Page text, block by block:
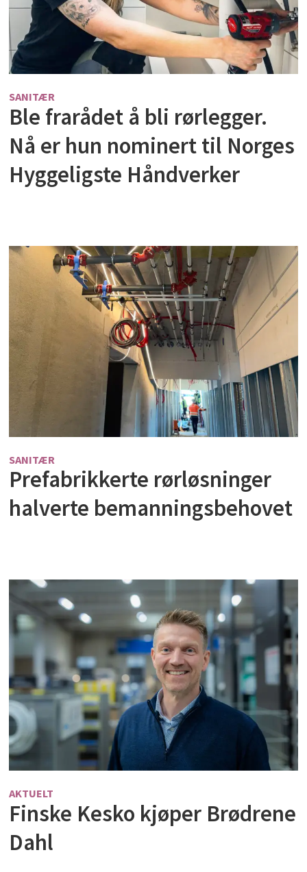
SANITÆR
Ble frarådet å bli rørlegger.
Nå er hun nominert til Norges
Hyggeligste Håndverker
SANITÆR
Prefabrikkerte rørløsninger
halverte bemanningsbehovet
AKTUELT
Finske Kesko kjøper Brødrene
Dahl